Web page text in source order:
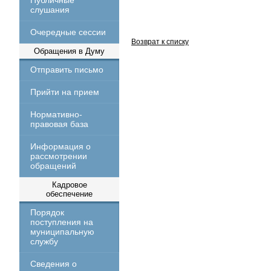
слушания
Очередные сессии
Обращения в Думу
Отправить письмо
Прийти на прием
Нормативно-
правовая база
Информация о
рассмотрении
обращений
Кадровое
обеспечение
Порядок
поступления на
муниципальную
службу
Сведения о
Возврат к списку